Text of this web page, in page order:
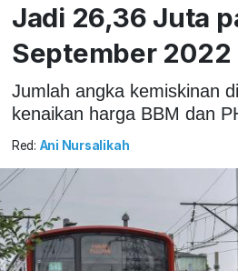
Jadi 26,36 Juta
September 2022
Jumlah angka kemiskinan
kenaikan harga BBM dan
Red: Ani Nursalikah